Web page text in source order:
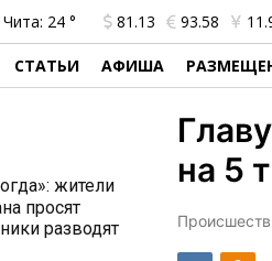
Чита: 24 ° 81.13 93.58
СТАТЬИ АФИША
жители
просят
разводят
на 5